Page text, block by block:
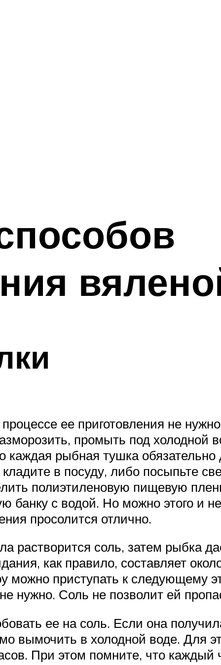
ее приготовления не
промыть под холодной
каждая рыбная тушка
в посуду, либо посыпьте
полиэтиленовую пищевую
банку с водой. Но можно этого и
просолится отлично.
растворится соль, затем рыбка
как правило, составляет
можно приступать к следующему
нужно. Соль не позволит ей
ее на соль. Если она
вымочить в холодной воде. Для
При этом помните, что каждый